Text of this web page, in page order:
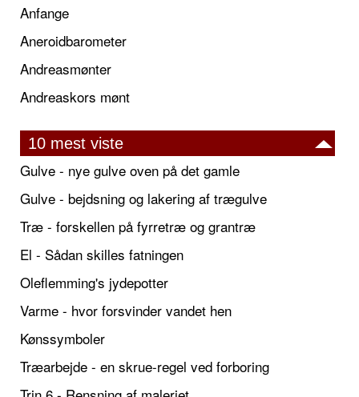
Anfange
Aneroidbarometer
Andreasmønter
Andreaskors mønt
10 mest viste
Gulve - nye gulve oven på det gamle
Gulve - bejdsning og lakering af trægulve
Træ - forskellen på fyrretræ og grantræ
El - Sådan skilles fatningen
Oleflemming's jydepotter
Varme - hvor forsvinder vandet hen
Kønssymboler
Træarbejde - en skrue-regel ved forboring